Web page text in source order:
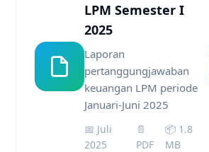
LPM Semester I
2025
Laporan
pertanggungjawaban
keuangan LPM periode
Januari-Juni 2025
📅 Juli
2025
📄
PDF
📦 1.8
MB